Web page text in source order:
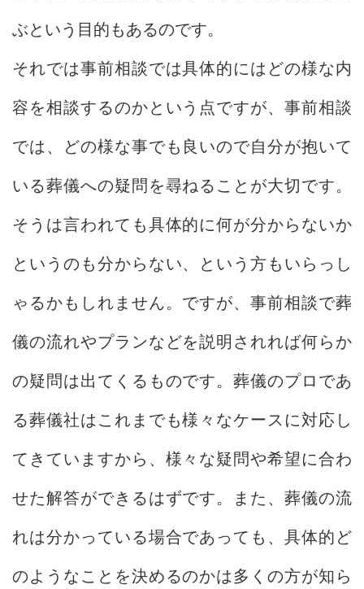
ぶという目的もあるのです。
それでは事前相談では具体的にはどの様な内
容を相談するのかという点ですが、事前相談
では、どの様な事でも良いので自分が抱いて
いる葬儀への疑問を尋ねることが大切です。
そうは言われても具体的に何が分からないか
というのも分からない、という方もいらっし
ゃるかもしれません。ですが、事前相談で葬
儀の流れやプランなどを説明されれば何らか
の疑問は出てくるものです。葬儀のプロであ
る葬儀社はこれまでも様々なケースに対応し
てきていますから、様々な疑問や希望に合わ
せた解答ができるはずです。また、葬儀の流
れは分かっている場合であっても、具体的ど
のようなことを決めるのかは多くの方が知ら